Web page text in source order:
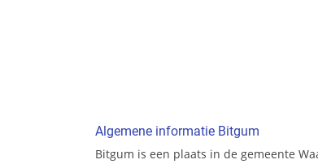
Algemene informatie Bitgum
Bitgum is een plaats in de gemeente